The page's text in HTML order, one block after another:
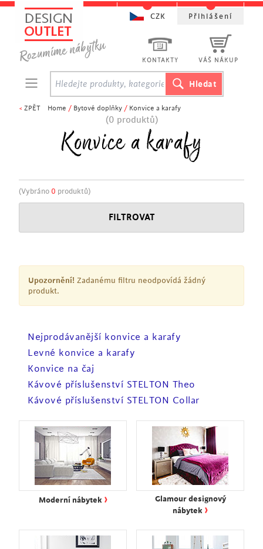
< ZPĚT Home / Bytové doplňky / Konvice a karafy
(0 produktů)
Konvice a karafy
(Vybráno 0 produktů)
FILTROVAT
Upozornění! Zadanému filtru neodpovídá žádný
produkt.
Nejprodávanější konvice a karafy
Levné konvice a karafy
Konvice na čaj
Kávové příslušenství STELTON Theo
Kávové příslušenství STELTON Collar
Moderní nábytek ›
Glamour designový
nábytek ›
KONTAKTY VÁŠ NÁKUP
CZK Přihlášení